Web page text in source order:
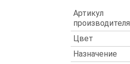
Артикул
производителя
Цвет
Назначение